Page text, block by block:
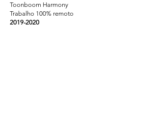
Toonboom Harmony
Trabalho 100% remoto
2019-2020